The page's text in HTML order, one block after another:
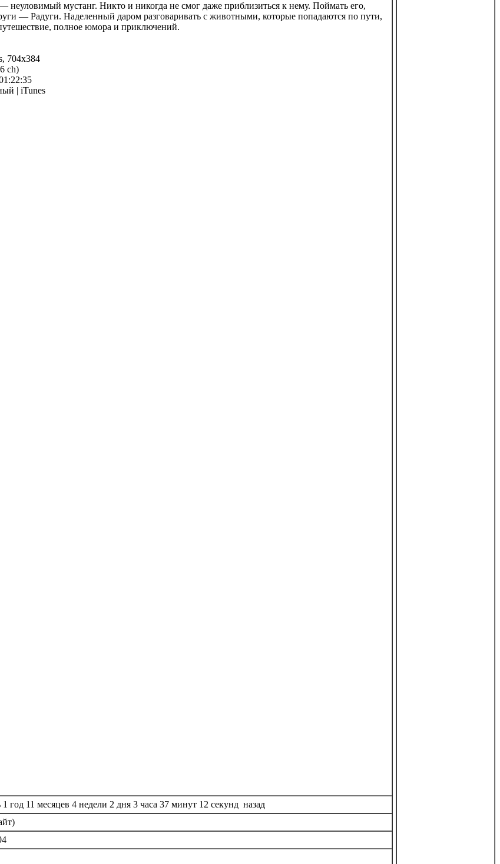
неуловимый мустанг. Никто и никогда не смог даже приблизиться к нему. Поймать его,
— Радуги. Наделенный даром разговаривать с животными, которые попадаются по пути,
полное юмора и приключений.
704x384
ch)
| iTunes
год 11 месяцев 4 недели 2 дня 3 часа 37 минут 12 секунд назад